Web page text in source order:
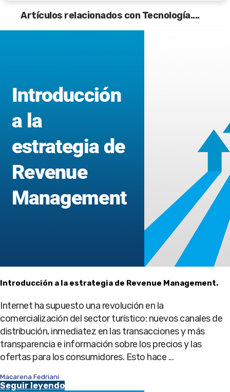
Artículos relacionados con Tecnología....
Introducción a la estrategia de Revenue Management.
Internet ha supuesto una revolución en la
comercialización del sector turístico: nuevos canales de
distribución, inmediatez en las transacciones y más
transparencia e información sobre los precios y las
ofertas para los consumidores. Esto hace ...
Macarena Fedriani
Seguir leyendo